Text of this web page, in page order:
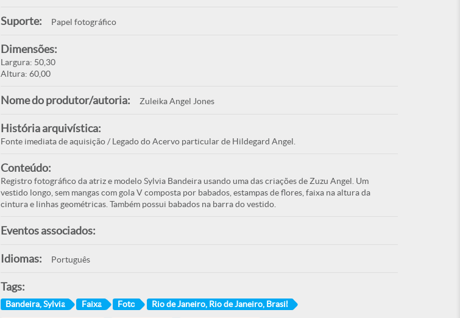
Suporte: Papel fotográfico
Dimensões:
Largura: 50,30
Altura: 60,00
Nome do produtor/autoria: Zuleika Angel Jones
História arquivística:
Fonte imediata de aquisição / Legado do Acervo particular de Hildegard Angel.
Conteúdo:
Registro fotográfico da atriz e modelo Sylvia Bandeira usando uma das criações de Zuzu Angel. Um
vestido longo, sem mangas com gola V composta por babados, estampas de flores, faixa na altura da
cintura e linhas geométricas. Também possui babados na barra do vestido.
Eventos associados:
Idiomas: Português
Tags:
Bandeira, Sylvia Faixa Foto Rio de Janeiro, Rio de Janeiro, Brasil